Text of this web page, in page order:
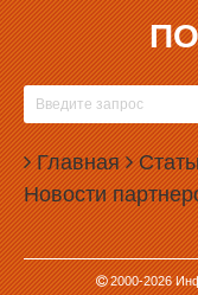
Главная
Новости
2000-2026
20.03.2007, 09:31
БРИТАНСКАЯ
ПОДСЧЕТ
АБРАМОВИЧА
Британская пресса
развода с Романом
супруга Ирина. По
миллиардов фунтов
мировым рекордом. В